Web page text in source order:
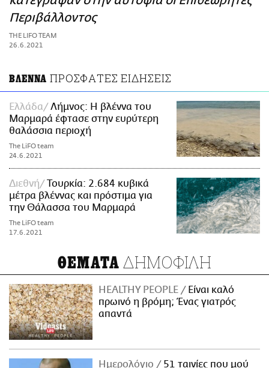
ΑΜΠΑ
PRINT
Περιβάλλοντος
THE LIFO TEAM
26.6.2021
ΒΛΕΝΝΑ ΠΡΟΣΦΑΤΕΣ ΕΙΔΗΣΕΙΣ
Ελλάδα
Λήμνος: Η βλέννα του
Μαρμαρά έφτασε στην ευρύτερη
θαλάσσια περιοχή
The LiFO team
24.6.2021
Διεθνή
Τουρκία: 2.684 κυβικά
μέτρα βλέννας και πρόστιμα για
την Θάλασσα του Μαρμαρά
The LiFO team
17.6.2021
ΘΕΜΑΤΑ ΔΗΜΟΦΙΛΗ
HEALTHY PEOPLE
Είναι καλό
πρωινό η βρόμη; Ένας γιατρός
απαντά
Ημερολόγιο
51 ταινίες που μού